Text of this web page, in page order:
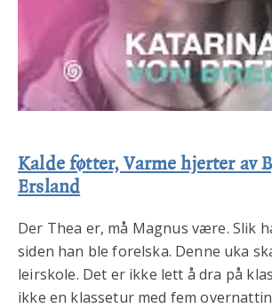
Kalde føtter, Varme hjerter av
Ersland
Der Thea er, må Magnus være. Slik
siden han ble forelska. Denne uka
leirskole. Det er ikke lett å dra på
ikke en klassetur med fem